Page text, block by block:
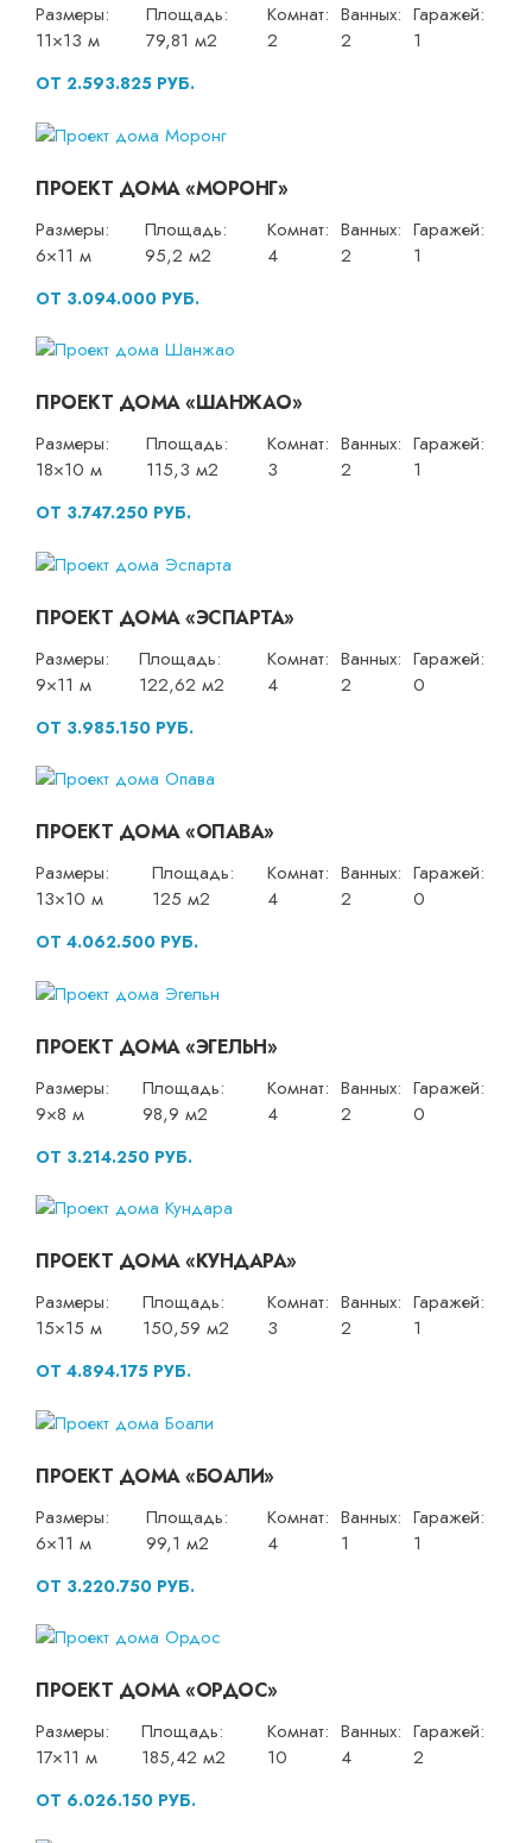
Размеры:
11×13 м
Площадь:
79,81 м2
Комнат:
2
Ванных:
2
Гаражей:
1
ОТ 2.593.825 РУБ.
ПРОЕКТ ДОМА «МОРОНГ»
Размеры:
6×11 м
Площадь:
95,2 м2
Комнат:
4
Ванных:
2
Гаражей:
1
ОТ 3.094.000 РУБ.
ПРОЕКТ ДОМА «ШАНЖАО»
Размеры:
18×10 м
Площадь:
115,3 м2
Комнат:
3
Ванных:
2
Гаражей:
1
ОТ 3.747.250 РУБ.
ПРОЕКТ ДОМА «ЭСПАРТА»
Размеры:
9×11 м
Площадь:
122,62 м2
Комнат:
4
Ванных:
2
Гаражей:
0
ОТ 3.985.150 РУБ.
ПРОЕКТ ДОМА «ОПАВА»
Размеры:
13×10 м
Площадь:
125 м2
Комнат:
4
Ванных:
2
Гаражей:
0
ОТ 4.062.500 РУБ.
ПРОЕКТ ДОМА «ЭГЕЛЬН»
Размеры:
9×8 м
Площадь:
98,9 м2
Комнат:
4
Ванных:
2
Гаражей:
0
ОТ 3.214.250 РУБ.
ПРОЕКТ ДОМА «КУНДАРА»
Размеры:
15×15 м
Площадь:
150,59 м2
Комнат:
3
Ванных:
2
Гаражей:
1
ОТ 4.894.175 РУБ.
ПРОЕКТ ДОМА «БОАЛИ»
Размеры:
6×11 м
Площадь:
99,1 м2
Комнат:
4
Ванных:
1
Гаражей:
1
ОТ 3.220.750 РУБ.
ПРОЕКТ ДОМА «ОРДОС»
Размеры:
17×11 м
Площадь:
185,42 м2
Комнат:
10
Ванных:
4
Гаражей:
2
ОТ 6.026.150 РУБ.